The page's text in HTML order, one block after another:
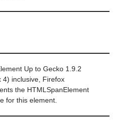
Up to Gecko 1.9.2
4) inclusive, Firefox
the HTMLSpanElement
for this element.